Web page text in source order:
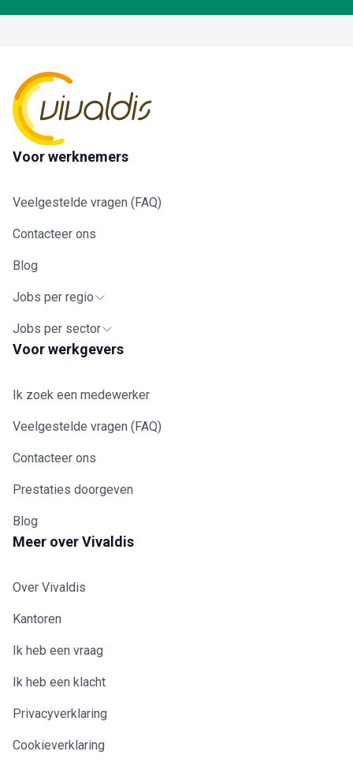
Voor werknemers
Veelgestelde vragen (FAQ)
Contacteer ons
Blog
Jobs per regio
Jobs per sector
Voor werkgevers
Ik zoek een medewerker
Veelgestelde vragen (FAQ)
Contacteer ons
Prestaties doorgeven
Blog
Meer over Vivaldis
Over Vivaldis
Kantoren
Ik heb een vraag
Ik heb een klacht
Privacyverklaring
Cookieverklaring